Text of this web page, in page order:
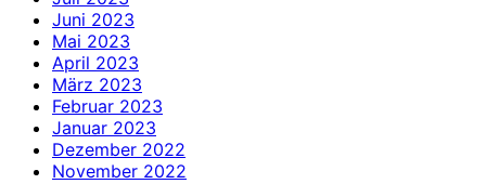
Juni 2023
Mai 2023
April 2023
März 2023
Februar 2023
Januar 2023
Dezember 2022
November 2022